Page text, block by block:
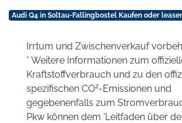
Audi Q4 in Soltau-Fallingbostel Kaufen oder
Irrtum und Zwischenverkauf
* Weitere Informationen zum
Kraftstoffverbrauch und zu den
spezifischen CO2-Emissionen und
gegebenenfalls zum
Pkw können dem 'Leitfaden über